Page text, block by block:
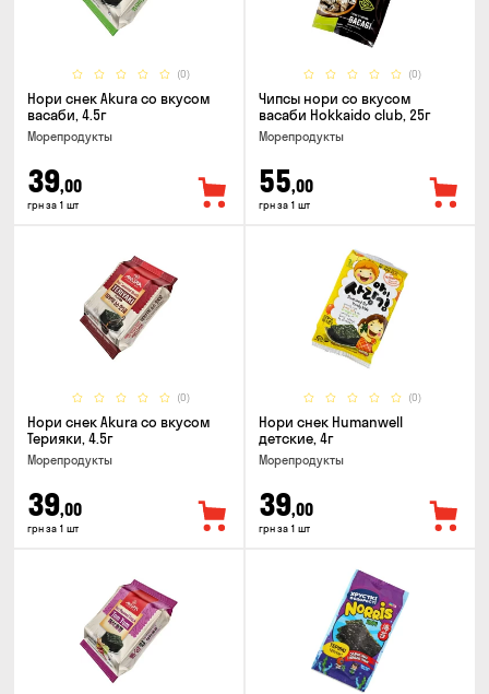
(0)
Нори снек Akura со вкусом
васаби, 4.5г
Морепродукты
39,00
грн за 1 шт
(0)
Чипсы нори со вкусом
васаби Hokkaido club, 25г
Морепродукты
55,00
грн за 1 шт
(0)
Нори снек Akura со вкусом
Терияки, 4.5г
Морепродукты
39,00
грн за 1 шт
(0)
Нори снек Humanwell
детские, 4г
Морепродукты
39,00
грн за 1 шт